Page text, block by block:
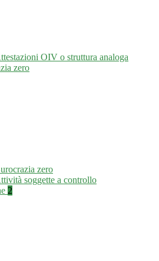
OIV o struttura analoga
zero
zero
soggette a controllo
2